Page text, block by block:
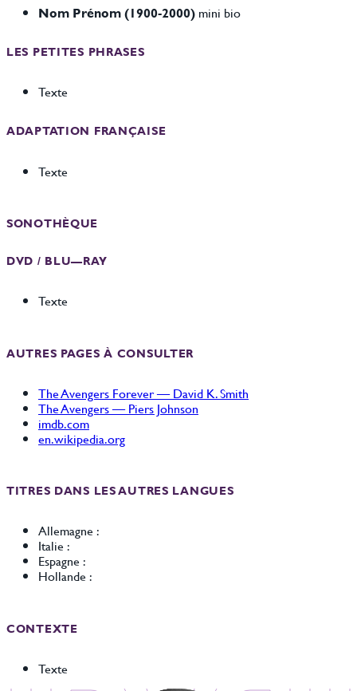
Nom Prénom (1900-2000) mini bio
LES PETITES PHRASES
Texte
ADAPTATION FRANÇAISE
Texte
SONOTHÈQUE
DVD / BLU—RAY
Texte
AUTRES PAGES À CONSULTER
The Avengers Forever — David K. Smith
The Avengers — Piers Johnson
imdb.com
en.wikipedia.org
TITRES DANS LES AUTRES LANGUES
Allemagne :
Italie :
Espagne :
Hollande :
CONTEXTE
Texte